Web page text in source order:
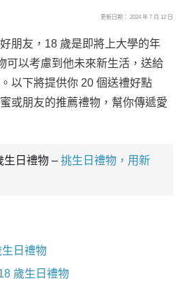
更新日期： 2024 年 7 月 12 日
朋友，18 歲是即將上大學的年
可以考慮到他未來新生活，送給
以下將提供你 20 個送禮好點
或朋友的推薦禮物，幫你傳遞愛
生日禮物 – 挑生日禮物，用新
日禮物
歲生日禮物